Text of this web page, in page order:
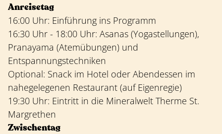
Anreisetag
16:00 Uhr: Einführung ins Programm
16:30 Uhr - 18:00 Uhr: Asanas (Yogastellungen),
Pranayama (Atemübungen) und
Entspannungstechniken
Optional: Snack im Hotel oder Abendessen im
nahegelegenen Restaurant (auf Eigenregie)
19:30 Uhr: Eintritt in die Mineralwelt Therme St.
Margrethen
Zwischentag